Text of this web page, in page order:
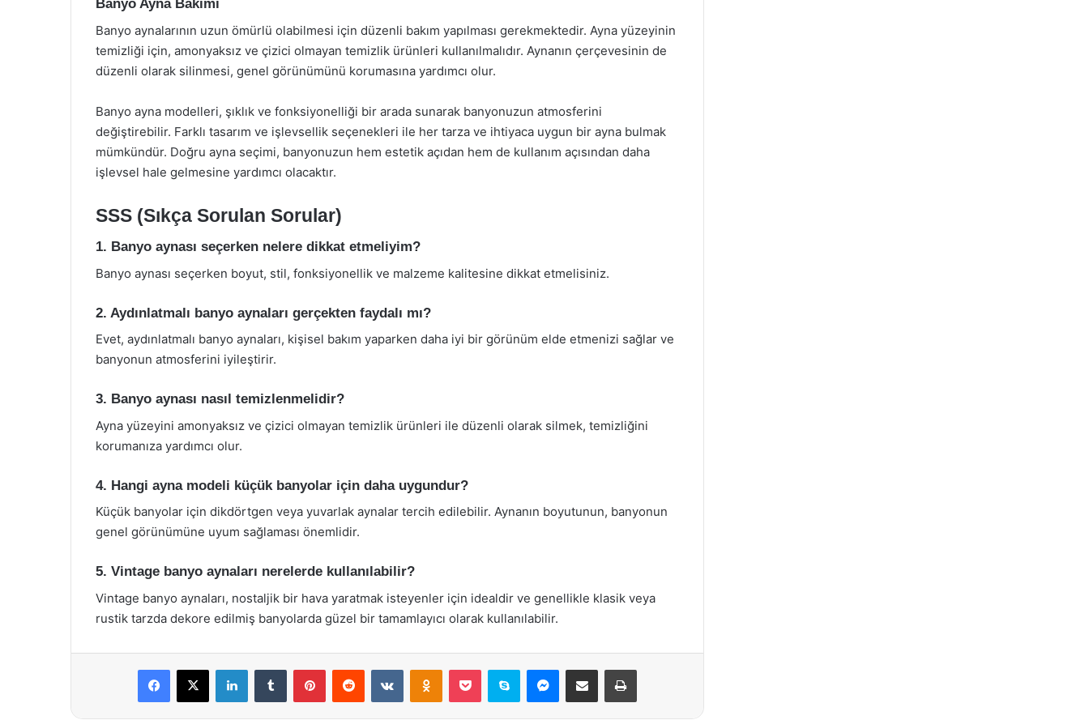
Banyo Ayna Bakımı
Banyo aynalarının uzun ömürlü olabilmesi için düzenli bakım yapılması gerekmektedir. Ayna yüzeyinin
temizliği için, amonyaksız ve çizici olmayan temizlik ürünleri kullanılmalıdır. Aynanın çerçevesinin de
düzenli olarak silinmesi, genel görünümünü korumasına yardımcı olur.
Banyo ayna modelleri, şıklık ve fonksiyonelliği bir arada sunarak banyonuzun atmosferini
değiştirebilir. Farklı tasarım ve işlevsellik seçenekleri ile her tarza ve ihtiyaca uygun bir ayna bulmak
mümkündür. Doğru ayna seçimi, banyonuzun hem estetik açıdan hem de kullanım açısından daha
işlevsel hale gelmesine yardımcı olacaktır.
SSS (Sıkça Sorulan Sorular)
1. Banyo aynası seçerken nelere dikkat etmeliyim?
Banyo aynası seçerken boyut, stil, fonksiyonellik ve malzeme kalitesine dikkat etmelisiniz.
2. Aydınlatmalı banyo aynaları gerçekten faydalı mı?
Evet, aydınlatmalı banyo aynaları, kişisel bakım yaparken daha iyi bir görünüm elde etmenizi sağlar ve
banyonun atmosferini iyileştirir.
3. Banyo aynası nasıl temizlenmelidir?
Ayna yüzeyini amonyaksız ve çizici olmayan temizlik ürünleri ile düzenli olarak silmek, temizliğini
korumanıza yardımcı olur.
4. Hangi ayna modeli küçük banyolar için daha uygundur?
Küçük banyolar için dikdörtgen veya yuvarlak aynalar tercih edilebilir. Aynanın boyutunun, banyonun
genel görünümüne uyum sağlaması önemlidir.
5. Vintage banyo aynaları nerelerde kullanılabilir?
Vintage banyo aynaları, nostaljik bir hava yaratmak isteyenler için idealdir ve genellikle klasik veya
rustik tarzda dekore edilmiş banyolarda güzel bir tamamlayıcı olarak kullanılabilir.
Facebook
X LinkedInTumblr PinterestReddit VKontakteOdnoklassniki
Pocket Skype Messenger
E-Posta ile paylaş Yazdır